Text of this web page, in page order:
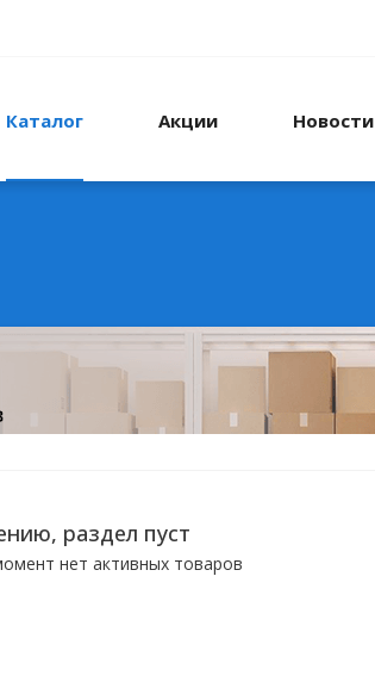
Каталог Акции Новости
раздел пуст
нет активных товаров